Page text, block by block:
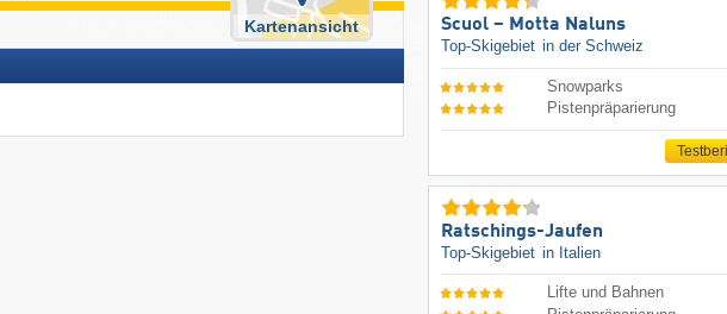
Kartenansicht Scuol – Motta Naluns
Top-Skigebiet in der Schweiz
Snowparks
Pistenpräparierung
Ratschings-Jaufen
Top-Skigebiet in Italien
Lifte und Bahnen